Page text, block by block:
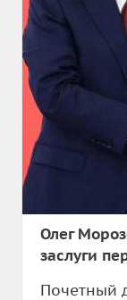
Олег
заслуги
Почетный